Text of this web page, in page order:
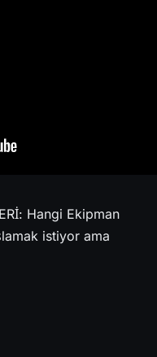
Hangi Ekipman
istiyor ama